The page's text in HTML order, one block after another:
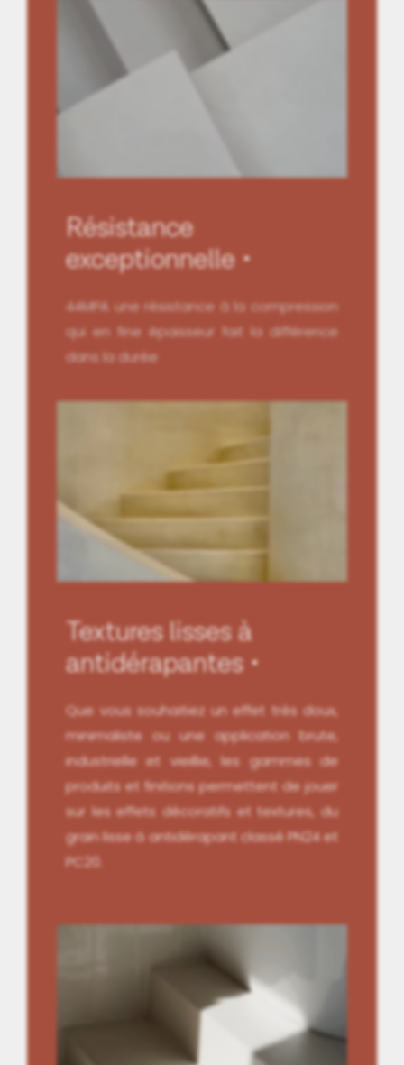
Résistance
exceptionnelle
44MPA une résistance à la compression
qui en fine épaisseur fait la différence
dans la durée
Textures lisses à
antidérapantes
Que vous souhaitiez un effet très doux,
minimaliste ou une application brute,
industrielle et vieillie, les gammes de
produits et finitions permettent de jouer
sur les effets décoratifs et textures, du
grain lisse à antidérapant classé PN24 et
PC20.